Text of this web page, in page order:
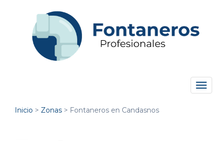
Inicio > Zonas > Fontaneros en Candasnos